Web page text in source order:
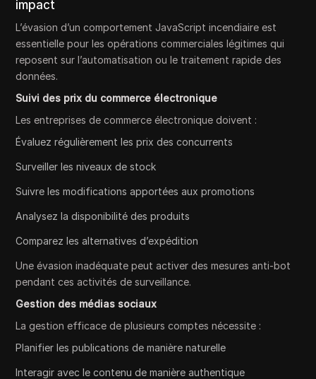
impact
L’évasion d’un comportement JavaScript incendiaire est
essentielle pour les opérations commerciales légitimes qui
reposent sur l’automatisation ou le traitement rapide des
données.
Suivi des prix du commerce électronique
Les entreprises de commerce électronique doivent :
Évaluez régulièrement les prix des concurrents
Surveiller les niveaux de stock
Suivre les modifications apportées aux promotions
Analysez la disponibilité des produits
Comparez les alternatives d’expédition
Une évasion inadéquate peut activer des mesures anti-bot
pendant ces activités de surveillance.
Gestion des médias sociaux
La gestion efficace de plusieurs comptes nécessite :
Planifier les publications de manière naturelle
Interagir avec le contenu de manière authentique